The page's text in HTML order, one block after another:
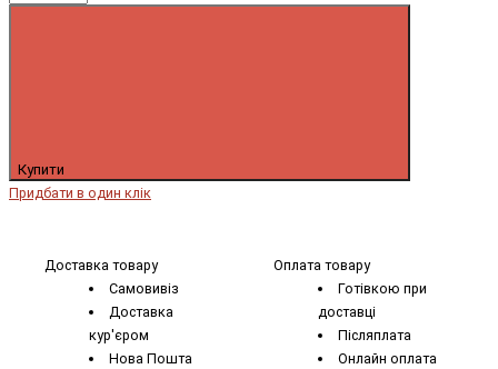
Купити
Придбати в один клік
Доставка товару
Самовивіз
Доставка
кур'єром
Нова Пошта
Оплата товару
Готівкою при
доставці
Післяплата
Онлайн оплата